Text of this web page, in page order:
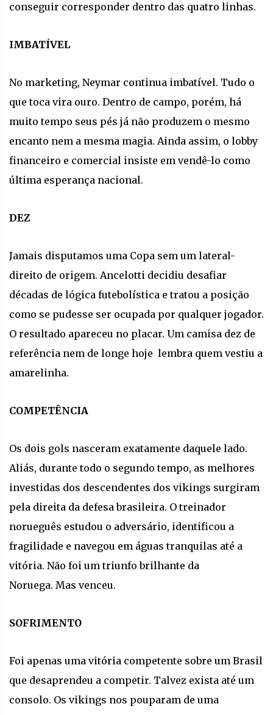
conseguir corresponder dentro das quatro linhas.
IMBATÍVEL
No marketing, Neymar continua imbatível. Tudo o
que toca vira ouro. Dentro de campo, porém, há
muito tempo seus pés já não produzem o mesmo
encanto nem a mesma magia. Ainda assim, o lobby
financeiro e comercial insiste em vendê-lo como
última esperança nacional.
DEZ
Jamais disputamos uma Copa sem um lateral-
direito de origem. Ancelotti decidiu desafiar
décadas de lógica futebolística e tratou a posição
como se pudesse ser ocupada por qualquer jogador.
O resultado apareceu no placar. Um camisa dez de
referência nem de longe hoje lembra quem vestiu a
amarelinha.
COMPETÊNCIA
Os dois gols nasceram exatamente daquele lado.
Aliás, durante todo o segundo tempo, as melhores
investidas dos descendentes dos vikings surgiram
pela direita da defesa brasileira. O treinador
norueguês estudou o adversário, identificou a
fragilidade e navegou em águas tranquilas até a
vitória. Não foi um triunfo brilhante da
Noruega. Mas venceu.
SOFRIMENTO
Foi apenas uma vitória competente sobre um Brasil
que desaprendeu a competir. Talvez exista até um
consolo. Os vikings nos pouparam de uma